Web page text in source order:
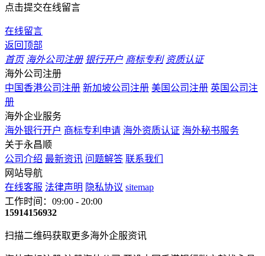
点击提交在线留言
在线留言
返回顶部
首页 海外公司注册 银行开户 商标专利 资质认证
海外公司注册
中国香港公司注册 新加坡公司注册 美国公司注册 英国公司注
册
海外企业服务
海外银行开户 商标专利申请 海外资质认证 海外秘书服务
关于永昌顺
公司介绍 最新资讯 问题解答 联系我们
网站导航
在线客服 法律声明 隐私协议 sitemap
工作时间：09:00 - 20:00
15914156932
扫描二维码获取更多海外企服资讯